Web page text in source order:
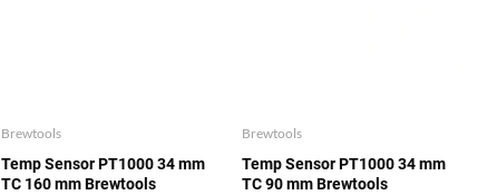
Brewtools
Temp Sensor PT1000 34 mm
TC 160 mm Brewtools
Brewtools
Temp Sensor PT1000 34 mm
TC 90 mm Brewtools